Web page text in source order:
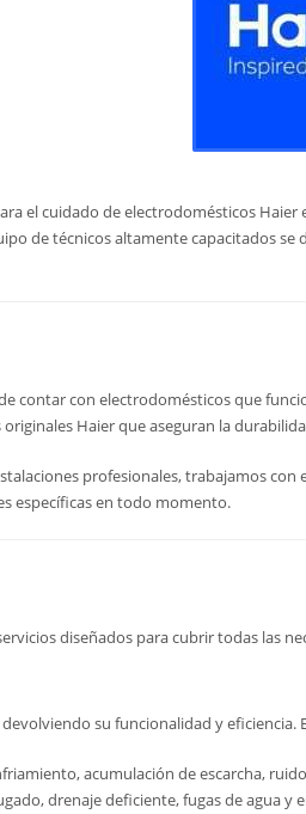
el cuidado de electrodomésticos
de técnicos altamente capacitados
contar con electrodomésticos que
Haier que aseguran la
profesionales, trabajamos
específicas en todo momento.
diseñados para cubrir todas las
su funcionalidad y
acumulación de escarcha,
drenaje deficiente, fugas de agua y